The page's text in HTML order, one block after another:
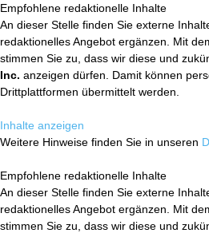
Empfohlene redaktionelle Inhalte
An dieser Stelle finden Sie externe
redaktionelles Angebot ergänzen. Mit
stimmen Sie zu, dass wir diese und
Inc. anzeigen dürfen. Damit können
Drittplattformen übermittelt werden.
Inhalte anzeigen
Weitere Hinweise finden Sie in unseren
Empfohlene redaktionelle Inhalte
An dieser Stelle finden Sie externe
redaktionelles Angebot ergänzen. Mit
stimmen Sie zu, dass wir diese und